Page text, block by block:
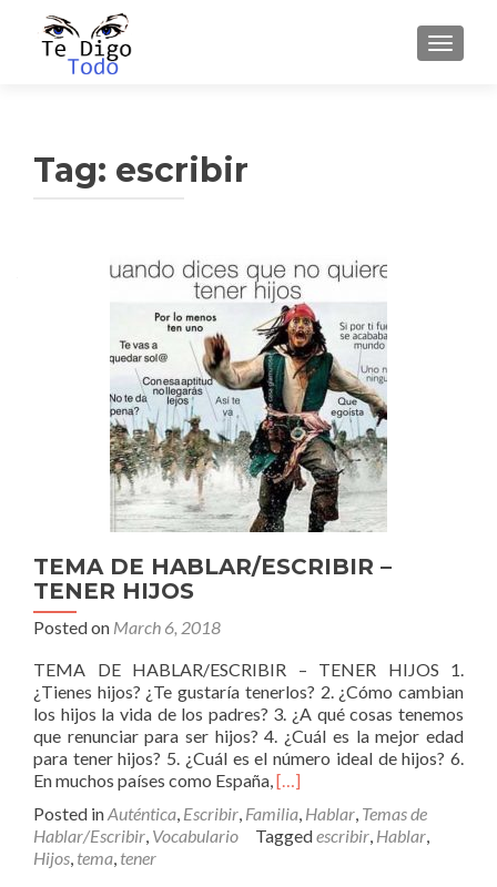
Tag: escribir
TEMA DE HABLAR/ESCRIBIR –
TENER HIJOS
Posted on March 6, 2018
TEMA DE HABLAR/ESCRIBIR – TENER HIJOS 1.
¿Tienes hijos? ¿Te gustaría tenerlos? 2. ¿Cómo cambian
los hijos la vida de los padres? 3. ¿A qué cosas tenemos
que renunciar para ser hijos? 4. ¿Cuál es la mejor edad
para tener hijos? 5. ¿Cuál es el número ideal de hijos? 6.
En muchos países como España,Read
about
TEMA
[…]
Posted inAuténtica, Escribir, Familia, Hablar, Temas de
Hablar/Escribir, Vocabulario Taggedescribir, Hablar,
Hijos, tema, tener